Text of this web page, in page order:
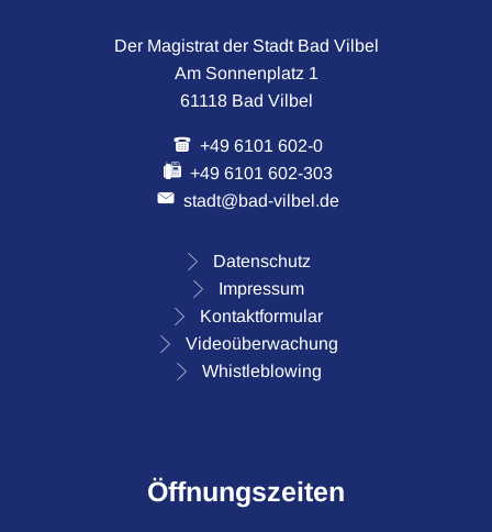
Der Magistrat der Stadt Bad Vilbel
Am Sonnenplatz 1
61118 Bad Vilbel
+49 6101 602-0
+49 6101 602-303
stadt@bad-vilbel.de
Datenschutz
Impressum
Kontaktformular
Videoüberwachung
Whistleblowing
Öffnungszeiten